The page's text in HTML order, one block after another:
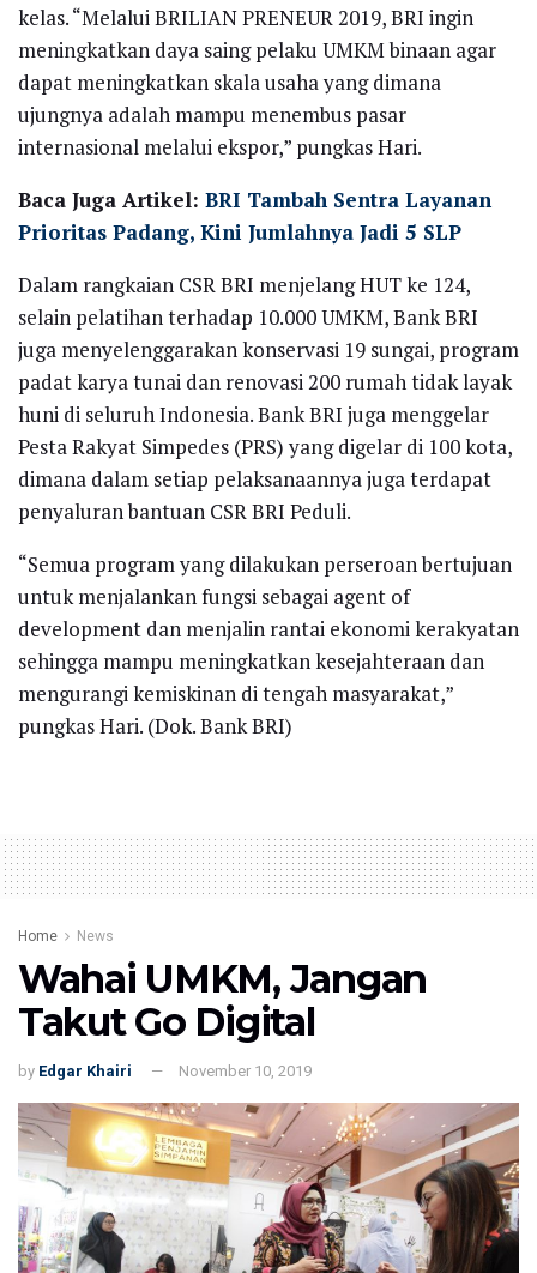
kelas. “Melalui BRILIAN PRENEUR 2019, BRI ingin
meningkatkan daya saing pelaku UMKM binaan agar
dapat meningkatkan skala usaha yang dimana
ujungnya adalah mampu menembus pasar
internasional melalui ekspor,” pungkas Hari.
Baca Juga Artikel: BRI Tambah Sentra Layanan
Prioritas Padang, Kini Jumlahnya Jadi 5 SLP
Dalam rangkaian CSR BRI menjelang HUT ke 124,
selain pelatihan terhadap 10.000 UMKM, Bank BRI
juga menyelenggarakan konservasi 19 sungai, program
padat karya tunai dan renovasi 200 rumah tidak layak
huni di seluruh Indonesia. Bank BRI juga menggelar
Pesta Rakyat Simpedes (PRS) yang digelar di 100 kota,
dimana dalam setiap pelaksanaannya juga terdapat
penyaluran bantuan CSR BRI Peduli.
“Semua program yang dilakukan perseroan bertujuan
untuk menjalankan fungsi sebagai agent of
development dan menjalin rantai ekonomi kerakyatan
sehingga mampu meningkatkan kesejahteraan dan
mengurangi kemiskinan di tengah masyarakat,”
pungkas Hari. (Dok. Bank BRI)
Home News
Wahai UMKM, Jangan
Takut Go Digital
by Edgar Khairi November 10, 2019